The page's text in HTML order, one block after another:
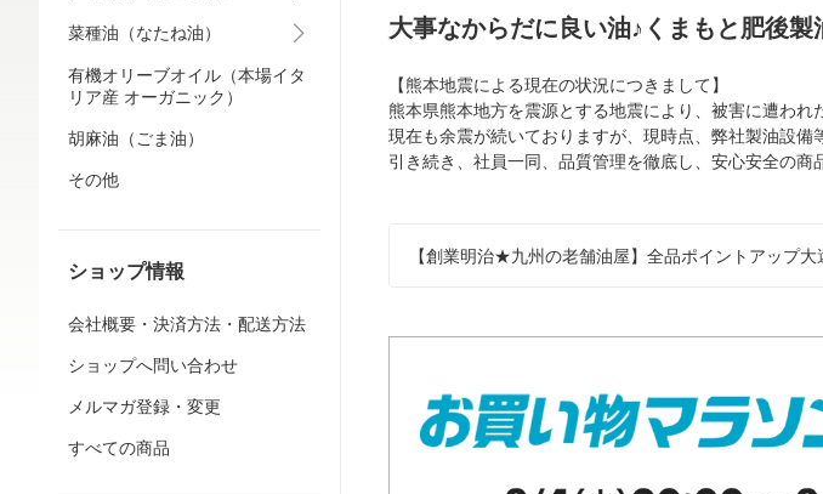
菜種油（なたね油）
有機オリーブオイル（本場イタ
リア産 オーガニック）
胡麻油（ごま油）
その他
ショップ情報
会社概要・決済方法・配送方法
ショップへ問い合わせ
メルマガ登録・変更
すべての商品
大事なからだに良い油♪くまもと肥後製
【熊本地震による現在の状況につきまして】
熊本県熊本地方を震源とする地震により、被害に遭われ
現在も余震が続いておりますが、現時点、弊社製油設備
引き続き、社員一同、品質管理を徹底し、安心安全の商
【創業明治★九州の老舗油屋】全品ポイントアップ大